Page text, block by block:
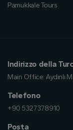
Pamukkale Tours
Indirizzo della
Main Office:Aydınlı
Telefono
+90 5327378910
Posta